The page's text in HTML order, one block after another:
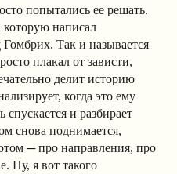
попытались ее решать.
которую написал
Гомбрих. Так и называется
плакал от зависти,
делит историю
когда это ему
и разбирает
снова поднимается,
─ про направления, про
Ну, я вот такого